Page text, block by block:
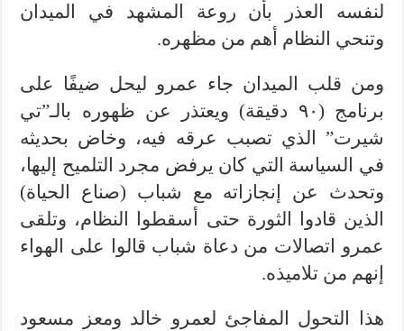
لنفسه العذر بأن روعة المشهد في الميدان
وتنحي النظام أهم من مظهره.
ومن قلب الميدان جاء عمرو ليحل ضيفًا على
برنامج (٩٠ دقيقة) ويعتذر عن ظهوره بالـ”تي
شيرت” الذي تصبب عرقه فيه، وخاض بحديثه
في السياسة التي كان يرفض مجرد التلميح إليها،
وتحدث عن إنجازاته مع شباب (صناع الحياة)
الذين قادوا الثورة حتى أسقطوا النظام، وتلقى
عمرو اتصالات من دعاة شباب قالوا على الهواء
إنهم من تلاميذه.
هذا التحول المفاجئ لعمرو خالد ومعز مسعود